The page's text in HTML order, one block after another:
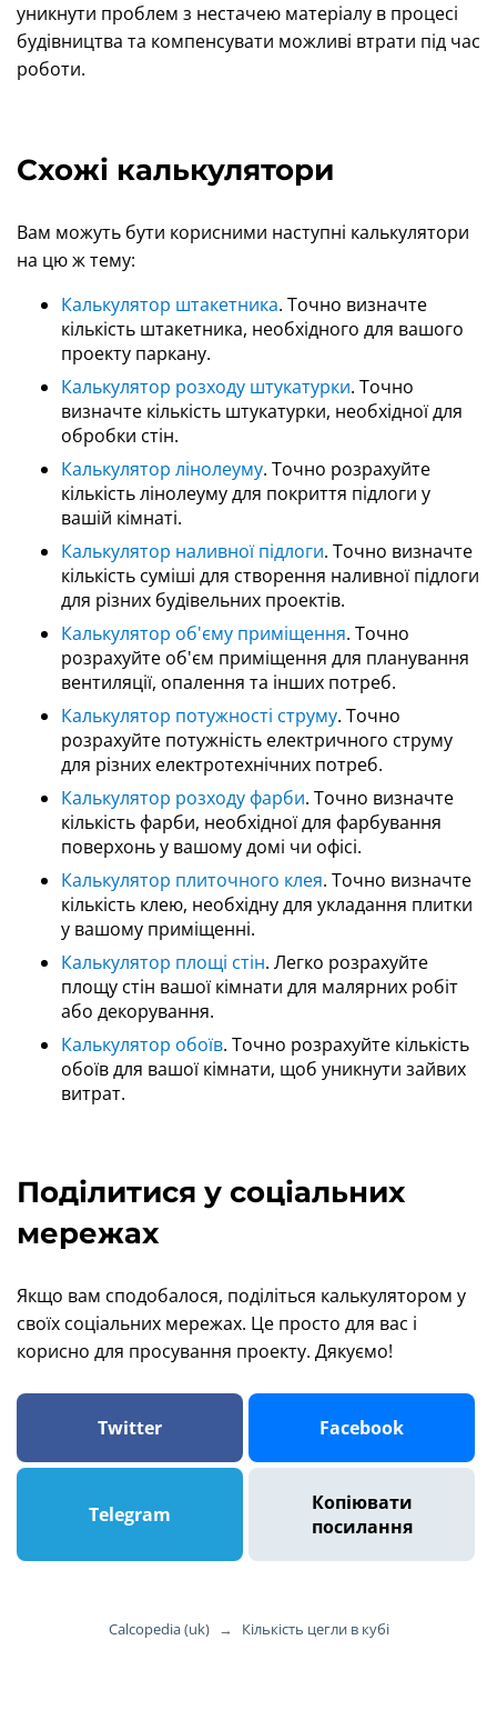
уникнути проблем з нестачею матеріалу в процесі
будівництва та компенсувати можливі втрати під час
роботи.
Схожі калькулятори
Вам можуть бути корисними наступні калькулятори
на цю ж тему:
Калькулятор штакетника. Точно визначте
кількість штакетника, необхідного для вашого
проекту паркану.
Калькулятор розходу штукатурки. Точно
визначте кількість штукатурки, необхідної для
обробки стін.
Калькулятор лінолеуму. Точно розрахуйте
кількість лінолеуму для покриття підлоги у
вашій кімнаті.
Калькулятор наливної підлоги. Точно визначте
кількість суміші для створення наливної підлоги
для різних будівельних проектів.
Калькулятор об'єму приміщення. Точно
розрахуйте об'єм приміщення для планування
вентиляції, опалення та інших потреб.
Калькулятор потужності струму. Точно
розрахуйте потужність електричного струму
для різних електротехнічних потреб.
Калькулятор розходу фарби. Точно визначте
кількість фарби, необхідної для фарбування
поверхонь у вашому домі чи офісі.
Калькулятор плиточного клея. Точно визначте
кількість клею, необхідну для укладання плитки
у вашому приміщенні.
Калькулятор площі стін. Легко розрахуйте
площу стін вашої кімнати для малярних робіт
або декорування.
Калькулятор обоїв. Точно розрахуйте кількість
обоїв для вашої кімнати, щоб уникнути зайвих
витрат.
Поділитися у соціальних
мережах
Якщо вам сподобалося, поділіться калькулятором у
своїх соціальних мережах. Це просто для вас і
корисно для просування проекту. Дякуємо!
Twitter Facebook
Telegram
Копіювати
посилання
Calcopedia (uk) → Кількість цегли в кубі